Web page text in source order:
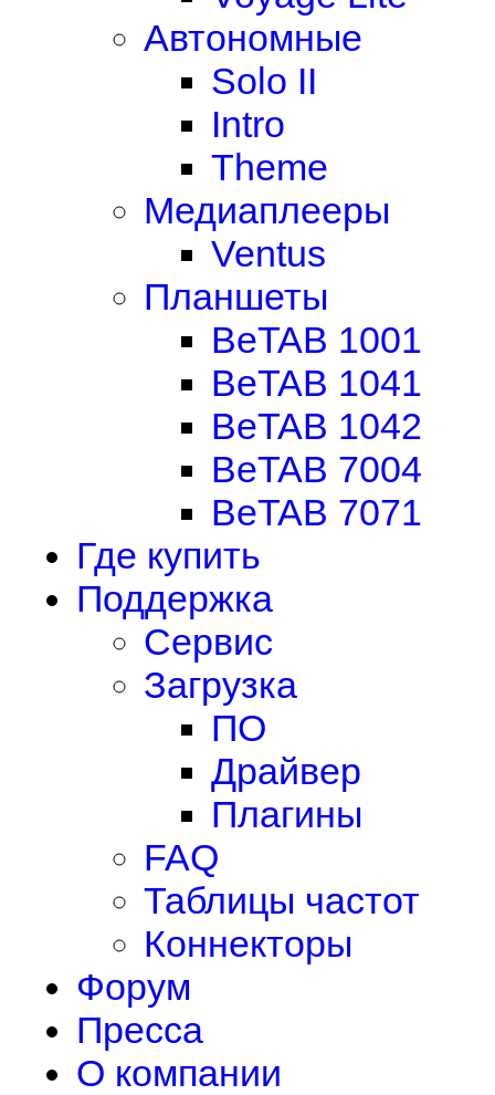
Автономные
Solo II
Intro
Theme
Медиаплееры
Ventus
Планшеты
BeTAB 1001
BeTAB 1041
BeTAB 1042
BeTAB 7004
BeTAB 7071
Где купить
Поддержка
Сервис
Загрузка
ПО
Драйвер
Плагины
FAQ
Таблицы частот
Коннекторы
Форум
Пресса
О компании